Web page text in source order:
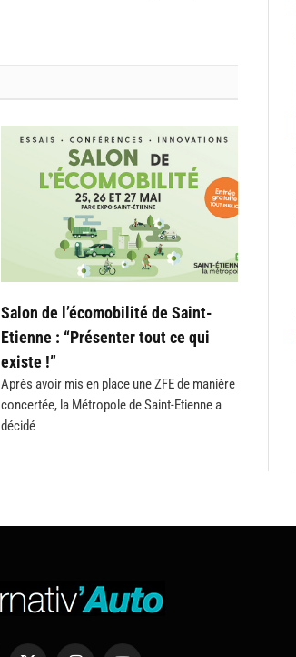
Salon de l’écomobilité de Saint-
Etienne : “Présenter tout ce qui
existe !”
Après avoir mis en place une ZFE de manière
concertée, la Métropole de Saint-Etienne a
décidé